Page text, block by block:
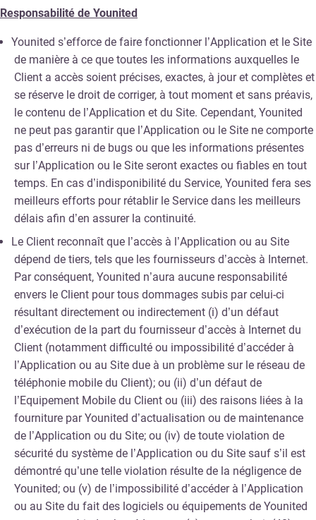
Responsabilité de Younited
Younited s’efforce de faire fonctionner l’Application et le Site
de manière à ce que toutes les informations auxquelles le
Client a accès soient précises, exactes, à jour et complètes et
se réserve le droit de corriger, à tout moment et sans préavis,
le contenu de l’Application et du Site. Cependant, Younited
ne peut pas garantir que l’Application ou le Site ne comporte
pas d’erreurs ni de bugs ou que les informations présentes
sur l’Application ou le Site seront exactes ou fiables en tout
temps. En cas d’indisponibilité du Service, Younited fera ses
meilleurs efforts pour rétablir le Service dans les meilleurs
délais afin d’en assurer la continuité.
Le Client reconnaît que l’accès à l’Application ou au Site
dépend de tiers, tels que les fournisseurs d’accès à Internet.
Par conséquent, Younited n’aura aucune responsabilité
envers le Client pour tous dommages subis par celui-ci
résultant directement ou indirectement (i) d’un défaut
d’exécution de la part du fournisseur d’accès à Internet du
Client (notamment difficulté ou impossibilité d’accéder à
l’Application ou au Site due à un problème sur le réseau de
téléphonie mobile du Client); ou (ii) d’un défaut de
l’Equipement Mobile du Client ou (iii) des raisons liées à la
fourniture par Younited d’actualisation ou de maintenance
de l’Application ou du Site; ou (iv) de toute violation de
sécurité du système de l’Application ou du Site sauf s’il est
démontré qu’une telle violation résulte de la négligence de
Younited; ou (v) de l’impossibilité d’accéder à l’Application
ou au Site du fait des logiciels ou équipements de Younited